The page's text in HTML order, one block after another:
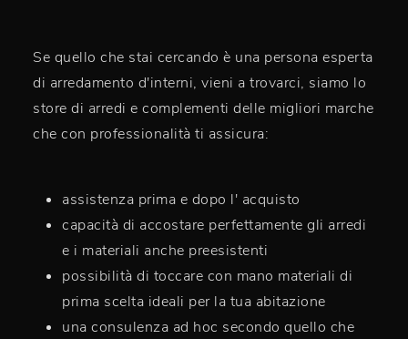
Se quello che stai cercando è una persona esperta
di arredamento d'interni, vieni a trovarci, siamo lo
store di arredi e complementi delle migliori marche
che con professionalità ti assicura:
assistenza prima e dopo l' acquisto
capacità di accostare perfettamente gli arredi
e i materiali anche preesistenti
possibilità di toccare con mano materiali di
prima scelta ideali per la tua abitazione
una consulenza ad hoc secondo quello che